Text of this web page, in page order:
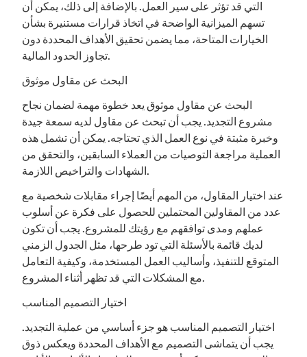
التي قد تؤثر على سير العمل. بالإضافة إلى ذلك، يمكن أن
تسهم الميزانية الواضحة في اتخاذ قرارات مستنيرة بشأن
الخيارات المتاحة، مما يضمن تحقيق الأهداف المحددة دون
تجاوز الحدود المالية.
البحث عن مقاول موثوق
البحث عن مقاول موثوق يعد خطوة مهمة لضمان نجاح
مشروع التجديد. يجب أن تبحث عن مقاول لديه سمعة جيدة
وخبرة مثبتة في نوع العمل الذي تحتاجه. يمكن أن تشمل هذه
العملية مراجعة التوصيات من العملاء السابقين، والتحقق من
الشهادات والتراخيص اللازمة.
عند اختيار المقاول، من المهم أيضًا إجراء مقابلات شخصية مع
عدد من المقاولين المحتملين للحصول على فكرة عن أسلوب
عملهم ومدى توافقهم مع رؤيتك للمشروع. يجب أن تكون
لديك قائمة بالأسئلة التي تود طرحها، مثل الجدول الزمني
المتوقع للتنفيذ، وأساليب العمل المستخدمة، وكيفية التعامل
مع المشكلات التي قد تظهر أثناء المشروع.
اختيار التصميم المناسب
اختيار التصميم المناسب هو جزء أساسي من عملية التجديد.
يجب أن يتماشى التصميم مع الأهداف المحددة ويعكس ذوق